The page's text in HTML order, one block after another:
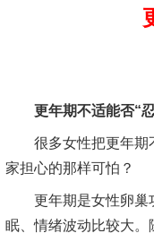
更年期不适能否“忍
很多女性把更年期不
家担心的那样可怕？
更年期是女性卵巢功
眠、情绪波动比较大